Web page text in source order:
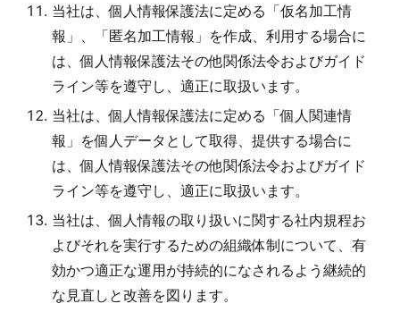
当社は、個人情報保護法に定める「仮名加工情
報」、「匿名加工情報」を作成、利用する場合に
は、個人情報保護法その他関係法令およびガイド
ライン等を遵守し、適正に取扱います。
当社は、個人情報保護法に定める「個人関連情
報」を個人データとして取得、提供する場合に
は、個人情報保護法その他関係法令およびガイド
ライン等を遵守し、適正に取扱います。
当社は、個人情報の取り扱いに関する社内規程お
よびそれを実行するための組織体制について、有
効かつ適正な運用が持続的になされるよう継続的
な見直しと改善を図ります。